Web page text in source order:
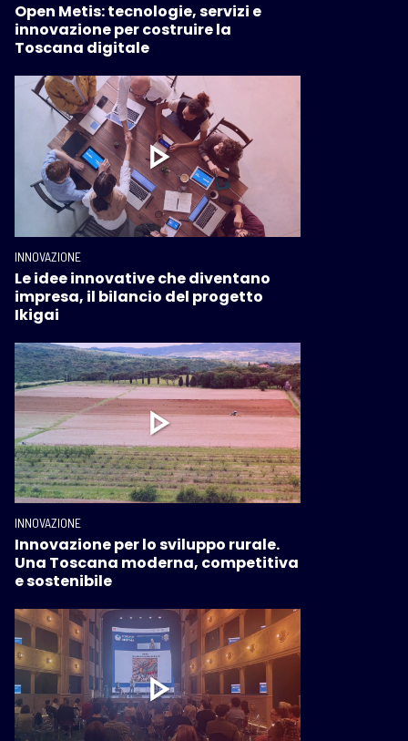
Open Metis: tecnologie, servizi e
innovazione per costruire la
Toscana digitale
INNOVAZIONE
Le idee innovative che diventano
impresa, il bilancio del progetto
Ikigai
INNOVAZIONE
Innovazione per lo sviluppo rurale.
Una Toscana moderna, competitiva
e sostenibile